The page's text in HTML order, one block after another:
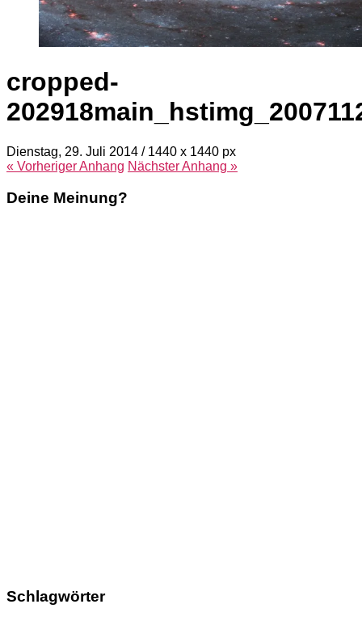
cropped-
Dienstag, 29. Juli 2014 / 1440 x 1440 px
« VorherigerAnhang NächsterAnhang »
Deine Meinung?
Schlagwörter